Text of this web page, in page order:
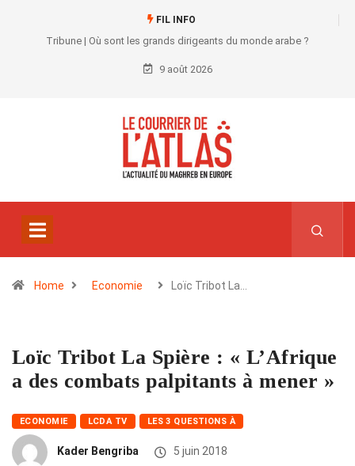
FIL INFO
Tribune | Où sont les grands dirigeants du monde arabe ?
9 août 2026
Home Economie Loïc Tribot La…
Loïc Tribot La Spière : « L’Afrique
a des combats palpitants à mener »
ECONOMIE LCDA TV LES 3 QUESTIONS À
Kader Bengriba 5 juin 2018